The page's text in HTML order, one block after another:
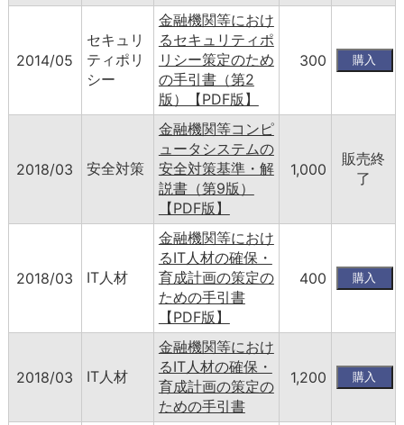
2014/05
セキュリ
ティポリ
シー
金融機関等におけ
るセキュリティポ
リシー策定のため
の手引書（第2
版）【PDF版】
300
2018/03 安全対策
金融機関等コンピ
ュータシステムの
安全対策基準・解
説書（第9版）
【PDF版】
1,000
販売終
了
2018/03 IT人材
金融機関等におけ
るIT人材の確保・
育成計画の策定の
ための手引書
【PDF版】
400
2018/03 IT人材
金融機関等におけ
るIT人材の確保・
育成計画の策定の
ための手引書
1,200